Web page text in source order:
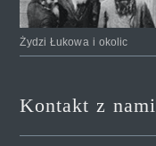
Żydzi Łukowa i okolic
Kontakt z nami